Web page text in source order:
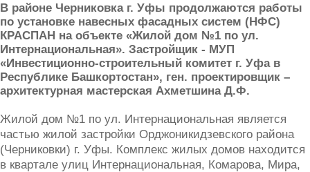
В районе Черниковка г. Уфы продолжаются работы
по установке навесных фасадных систем (НФС)
КРАСПАН на объекте «Жилой дом №1 по ул.
Интернациональная». Застройщик - МУП
«Инвестиционно-строительный комитет г. Уфа в
Республике Башкортостан», ген. проектировщик –
архитектурная мастерская Ахметшина Д.Ф.
Жилой дом №1 по ул. Интернациональная является
частью жилой застройки Орджоникидзевского района
(Черниковки) г. Уфы. Комплекс жилых домов находится
в квартале улиц Интернациональная, Комарова, Мира,